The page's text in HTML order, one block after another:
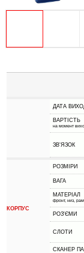
ДАТА
ВАРТІСТЬ
на момент
ЗВ'ЯЗОК
КОРПУС
РОЗМІРИ
ВАГА
МАТЕРІАЛ
фронт, низ,
РОЗ'ЄМИ
СЛОТИ
СКАНЕР